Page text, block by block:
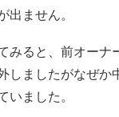
出ません。
みると、前オーナ
しましたがなぜか
いました。